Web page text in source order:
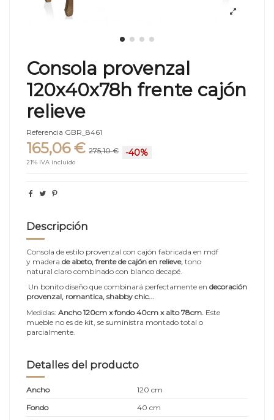
Consola provenzal
120x40x78h frente cajón
relieve
Referencia GBR_8461
165,06 € 275,10 € -40%
21% IVA incluido
Descripción
Consola de estilo provenzal con cajón fabricada en mdf
y madera de abeto, frente de cajón en relieve, tono
natural claro combinado con blanco decapé.
Un bonito diseño que combinará perfectamente en decoración
provenzal, romantica, shabby chic...
Medidas: Ancho 120cm x fondo 40cm x alto 78cm. Este
mueble no es de kit, se suministra montado total o
parcialmente.
Detalles del producto
Ancho
120 cm
Fondo
40 cm